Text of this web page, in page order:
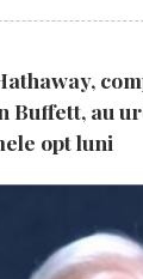
au
opt luni